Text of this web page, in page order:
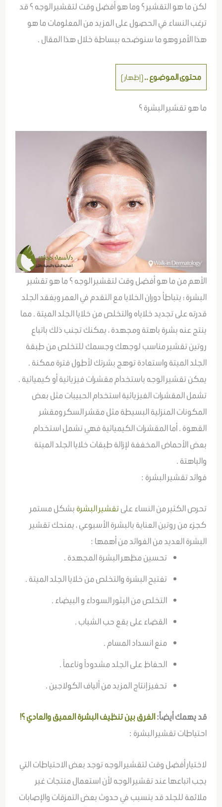
لكن ما هو التقشير ؟ وما هو أفضل وقت لتقشير الوجه ؟ قد
ترغب النساء في الحصول على المزيد من المعلومات ما هو
هذا الأمر وهو ما سنوضحه ببساطة خلال هذا المقال .
محتوى الموضوع ..[إظهار]
ما هو تقشير البشرة ؟
الأهم من ما هو أفضل وقت لتقشير الوجه ؟ ما هو تقشير
البشرة ؛ يتباطأ دوران الخلايا مع التقدم في العمر ويفقد الجلد
قدرته على تجديد خلاياه والتخلص من خلايا الجلد الميتة . مما
ينتج عنه بشرة باهتة ومجهدة ، يمكنك تجنب ذلك باتباع
روتين تقشير مناسب لوجهك وجسمك للتخلص من طبقة
الجلد الميتة واستعادة توهج بشرتك لأطول فترة ممكنة .
يمكن تقشير الوجه باستخدام مقشرات فيزيائية أو كيميائية .
تشمل المقشرات الفيزيائية استخدام الحبيبات مثل بعض
المكونات المنزلية البسيطة مثل مقشر السكر ومقشر
القهوة . أما المقشرات الكيميائية فهي تشمل استخدام
بعض الأحماض المخففة لإزالة طبقات خلايا الجلد الميتة
والباهتة .
فوائد تقشير البشرة :
تحرص الكثير من النساء علىتقشير البشرة بشكل مستمر
كجزء من روتين العناية بالبشرة الأسبوعي ، يمنحك تقشير
البشرة العديد من الفوائد من أهمها :
تحسين مظهر البشرة المجهدة .
تفتيح البشرة والتخلص من خلايا الجلد الميتة .
التخلص من البثور السوداء و البيضاء .
القضاء على بقع حب الشباب .
منع انسداد المسام .
الحفاظ على الجلد مشدوداً وناعماً .
تحفيز إنتاج المزيد من ألياف الكولاجين .
قد يهمك أيضاً:الفرق بين تنظيف البشرة العميق والعادي ؟!
احتياطات تقشير البشرة :
لاختيار أفضل وقت لتقشير الوجه توجد بعض الاحتياطات التي
يجب اتباعها عند تقشير الوجه لأن استعمال منتجات غير
ملائمة للجلد قد يتسبب في حدوث بعض التمزقات والإصابات